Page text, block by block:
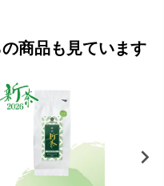
商品も見ています